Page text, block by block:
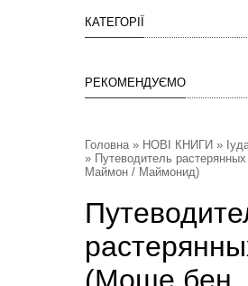
КАТЕГОРІЇ
РЕКОМЕНДУЄМО
Головна» НОВІ КНИГИ »
» Путеводитель
Маймон / Маймонид)